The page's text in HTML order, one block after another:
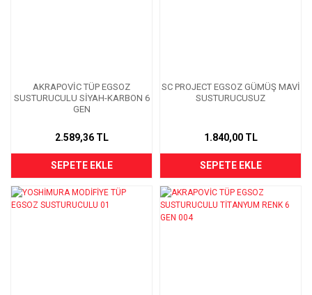
AKRAPOVİC TÜP EGSOZ
SUSTURUCULU SİYAH-KARBON 6
GEN
2.589,36 TL
SEPETE EKLE
SC PROJECT EGSOZ GÜMÜŞ MAVİ
SUSTURUCUSUZ
1.840,00 TL
SEPETE EKLE